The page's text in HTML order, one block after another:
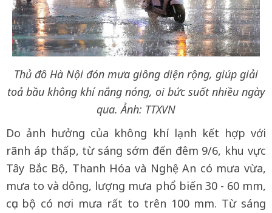
Thủ đô Hà Nội đón mưa giông diện rộng, giúp giải
toả bầu không khí nắng nóng, oi bức suốt nhiều ngày
qua. Ảnh: TTXVN
Do ảnh hưởng của không khí lạnh kết hợp với
rãnh áp thấp, từ sáng sớm đến đêm 9/6, khu vực
Tây Bắc Bộ, Thanh Hóa và Nghệ An có mưa vừa,
mưa to và dông, lượng mưa phổ biến 30 - 60 mm,
cục bộ có nơi mưa rất to trên 100 mm. Từ sáng